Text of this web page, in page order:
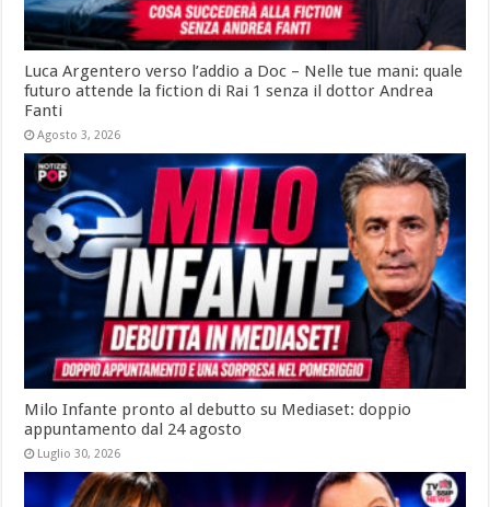
Luca Argentero verso l’addio a Doc – Nelle tue mani: quale
futuro attende la fiction di Rai 1 senza il dottor Andrea
Fanti
Agosto 3, 2026
Milo Infante pronto al debutto su Mediaset: doppio
appuntamento dal 24 agosto
Luglio 30, 2026